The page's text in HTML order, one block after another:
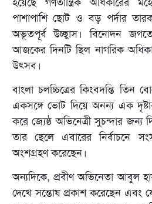
পাশাপাশি ছোট ও বড় পর্দার
অভূতপূর্ব উচ্ছ্বাস। বিনোদন
আজকের দিনটি ছিল নাগরিক
উৎসব।
বাংলা চলচ্চিত্রের কিংবদন্তি তিন
একসঙ্গে ভোট দিয়ে অনন্য এক
করে জ্যেষ্ঠ অভিনেত্রী সুচন্দার
তার ছেলে এবারের নির্বাচনে
অংশগ্রহণ করেছেন।
অন্যদিকে, প্রবীণ অভিনেতা আবুল
দেখে সন্তোষ প্রকাশ করেছেন এবং